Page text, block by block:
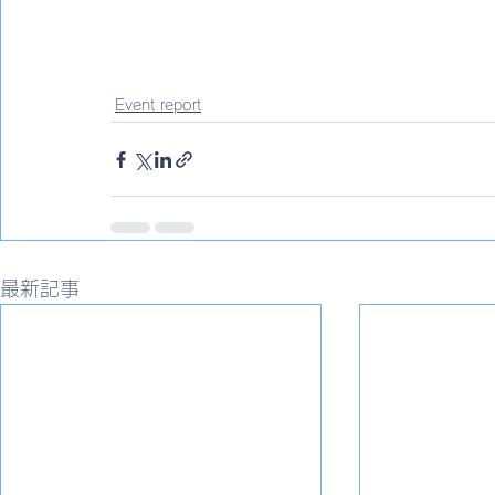
Event report
最新記事